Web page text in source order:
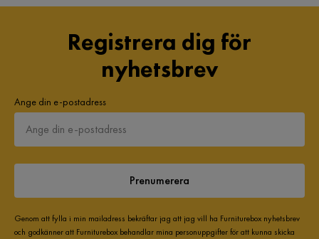
Registrera dig för
nyhetsbrev
Ange din e-postadress
Prenumerera
Genom att fylla i min mailadress bekräftar jag att jag vill ha Furniturebox nyhetsbrev
och godkänner att Furniturebox behandlar mina personuppgifter för att kunna skicka